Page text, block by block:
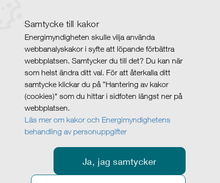
Samtycke till kakor
Energimyndigheten skulle vilja använda
webbanalyskakor i syfte att löpande förbättra
webbplatsen. Samtycker du till det? Du kan när
som helst ändra ditt val. För att återkalla ditt
samtycke klickar du på ”Hantering av kakor
(cookies)" som du hittar i sidfoten längst ner på
webbplatsen.
Läs mer om kakor och Energimyndighetens
behandling av personuppgifter
Ja, jag samtycker